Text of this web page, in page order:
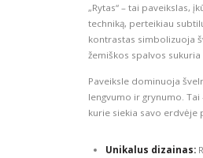
„Rytas“ – tai paveikslas,
techniką, perteikiau
kontrastas simbolizuoja
žemiškos spalvos
Paveiksle dominuoja
lengvumo ir grynumo.
kurie siekia savo erdvėje
Unikalus dizainas: